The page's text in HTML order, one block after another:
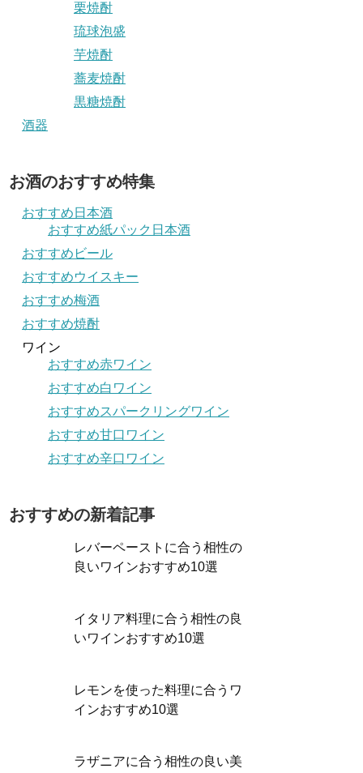
栗焼酎
琉球泡盛
芋焼酎
蕎麦焼酎
黒糖焼酎
酒器
お酒のおすすめ特集
おすすめ日本酒
おすすめ紙パック日本酒
おすすめビール
おすすめウイスキー
おすすめ梅酒
おすすめ焼酎
ワイン
おすすめ赤ワイン
おすすめ白ワイン
おすすめスパークリングワイン
おすすめ甘口ワイン
おすすめ辛口ワイン
おすすめの新着記事
レバーペーストに合う相性の
良いワインおすすめ10選
イタリア料理に合う相性の良
いワインおすすめ10選
レモンを使った料理に合うワ
インおすすめ10選
ラザニアに合う相性の良い美